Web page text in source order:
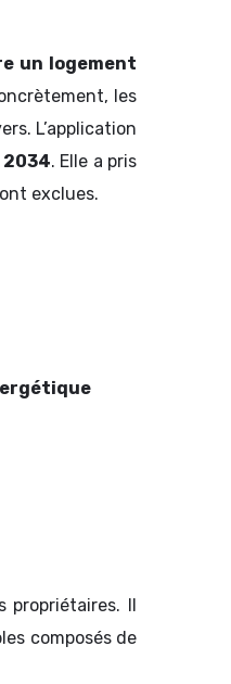
un
logement
les
L’application
2034. Elle a pris
exclues.
propriétaires. Il
composés de